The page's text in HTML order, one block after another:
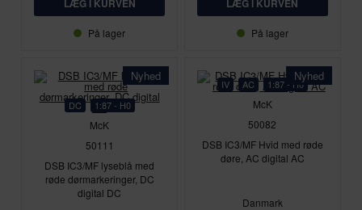
På lager På lager
Nyhed
DC 1:87 - H0
McK
50111
DSB IC3/MF lyseblå med
røde dørmarkeringer, DC
digital DC
Nyhed
IV AC 1:87 - H0
McK
50082
DSB IC3/MF Hvid med røde
døre, AC digital AC
Danmark